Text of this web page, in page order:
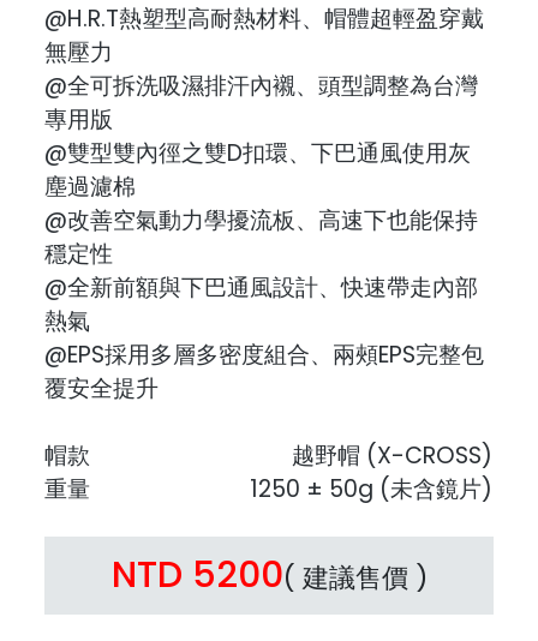
@H.R.T熱塑型高耐熱材料、帽體超輕盈穿戴
無壓力
@全可拆洗吸濕排汗內襯、頭型調整為台灣
專用版
@雙型雙內徑之雙D扣環、下巴通風使用灰
塵過濾棉
@改善空氣動力學擾流板、高速下也能保持
穩定性
@全新前額與下巴通風設計、快速帶走內部
熱氣
@EPS採用多層多密度組合、兩頰EPS完整包
覆安全提升
帽款
越野帽 (X-CROSS)
重量
1250 ± 50g (未含鏡片)
NTD 5200( 建議售價 )